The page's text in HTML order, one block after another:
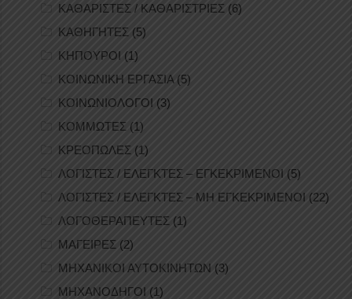
ΚΑΘΑΡΙΣΤΕΣ / ΚΑΘΑΡΙΣΤΡΙΕΣ (6)
ΚΑΘΗΓΗΤΕΣ (5)
ΚΗΠΟΥΡΟΙ (1)
ΚΟΙΝΩΝΙΚΗ ΕΡΓΑΣΙΑ (5)
ΚΟΙΝΩΝΙΟΛΟΓΟΙ (3)
ΚΟΜΜΩΤΕΣ (1)
ΚΡΕΟΠΩΛΕΣ (1)
ΛΟΓΙΣΤΕΣ / ΕΛΕΓΚΤΕΣ – ΕΓΚΕΚΡΙΜΕΝΟΙ (5)
ΛΟΓΙΣΤΕΣ / ΕΛΕΓΚΤΕΣ – ΜΗ ΕΓΚΕΚΡΙΜΕΝΟΙ (22)
ΛΟΓΟΘΕΡΑΠΕΥΤΕΣ (1)
ΜΑΓΕΙΡΕΣ (2)
ΜΗΧΑΝΙΚΟΙ ΑΥΤΟΚΙΝΗΤΩΝ (3)
ΜΗΧΑΝΟΔΗΓΟΙ (1)